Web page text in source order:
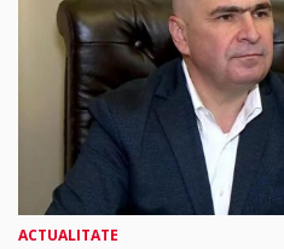
ACTUALITATE